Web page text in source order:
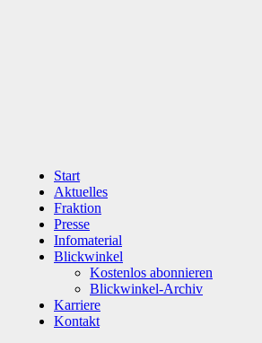
Start
Aktuelles
Fraktion
Presse
Infomaterial
Blickwinkel
Kostenlos abonnieren
Blickwinkel-Archiv
Karriere
Kontakt